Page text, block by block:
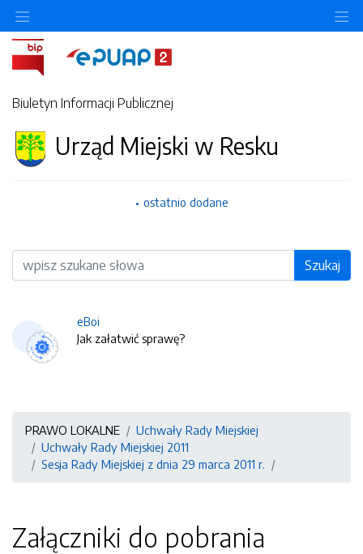
Biuletyn Informacji Publicznej
Urząd Miejski w Resku
ostatnio dodane
Wyszukiwarka Szukaj
eBoi
Jak załatwić sprawę?
PRAWO LOKALNE
Uchwały Rady Miejskiej
Uchwały Rady Miejskiej 2011
Sesja Rady Miejskiej z dnia 29 marca 2011 r.
Załączniki do pobrania